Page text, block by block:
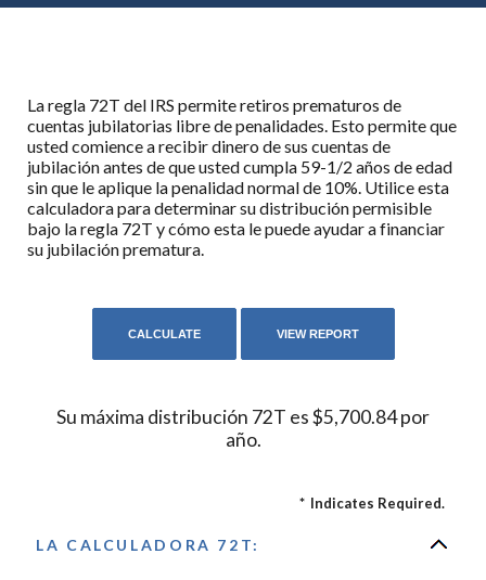
La regla 72T del IRS permite retiros prematuros de
cuentas jubilatorias libre de penalidades. Esto permite que
usted comience a recibir dinero de sus cuentas de
jubilación antes de que usted cumpla 59-1/2 años de edad
sin que le aplique la penalidad normal de 10%. Utilice esta
calculadora para determinar su distribución permisible
bajo la regla 72T y cómo esta le puede ayudar a financiar
su jubilación prematura.
Su máxima distribución 72T es $5,700.84 por
año.
* Indicates Required.
LA CALCULADORA 72T: